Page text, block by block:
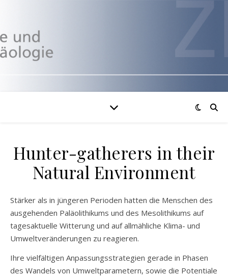
Hunter-gatherers in their
Natural Environment
Stärker als in jüngeren Perioden hatten die Menschen des
ausgehenden Paläolithikums und des Mesolithikums auf
tagesaktuelle Witterung und auf allmähliche Klima- und
Umweltveränderungen zu reagieren.
Ihre vielfältigen Anpassungsstrategien gerade in Phasen
des Wandels von Umweltparametern, sowie die Potentiale